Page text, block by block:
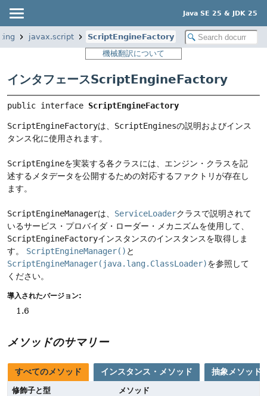
Java SE 25 & JDK 25
javax.script
ScriptEngineFactory
機械翻訳について
インタフェースScriptEngineFactory
public interface ScriptEngineFactory
ScriptEngineFactoryは、 ScriptEnginesの説明およびインス
タンス化に使用されます。
ScriptEngineを実装する各クラスには、エンジン・クラスを記
述するメタデータを公開するための対応するファクトリが存在し
ます。
ScriptEngineManagerは、 ServiceLoaderクラスで説明されて
いるサービス・プロバイダ・ローダー・メカニズムを使用して、
ScriptEngineFactoryインスタンスのインスタンスを取得しま
す。
ScriptEngineManager() と
ScriptEngineManager(java.lang.ClassLoader)を参照して
ください。
導入されたバージョン:
1.6
メソッドのサマリー
すべてのメソッド インスタンス・メソッド 抽象メソッド
修飾子と型
メソッド